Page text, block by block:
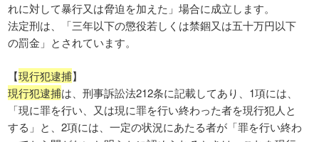
れに対して暴行又は脅迫を加えた」場合に成立します。
法定刑は、「三年以下の懲役若しくは禁錮又は五十万円以下
の罰金」とされています。
【現行犯逮捕】
現行犯逮捕は、刑事訴訟法212条に記載してあり、1項には、
「現に罪を行い、又は現に罪を行い終わった者を現行犯人と
する」と、2項には、一定の状況にあたる者が「罪を行い終わ